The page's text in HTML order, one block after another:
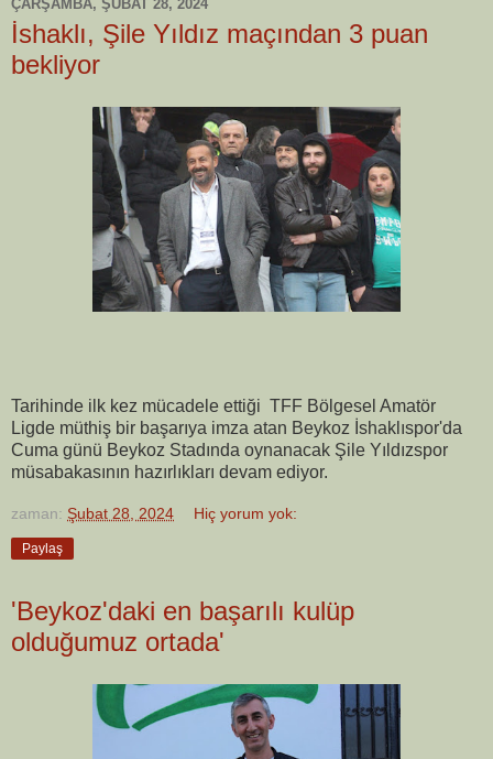
ÇARŞAMBA, ŞUBAT 28, 2024
İshaklı, Şile Yıldız maçından 3 puan
bekliyor
Tarihinde ilk kez mücadele ettiği TFF Bölgesel Amatör
Ligde müthiş bir başarıya imza atan Beykoz İshaklıspor'da
Cuma günü Beykoz Stadında oynanacak Şile Yıldızspor
müsabakasının hazırlıkları devam ediyor.
zaman: Şubat 28, 2024 Hiç yorum yok:
Paylaş
'Beykoz'daki en başarılı kulüp
olduğumuz ortada'